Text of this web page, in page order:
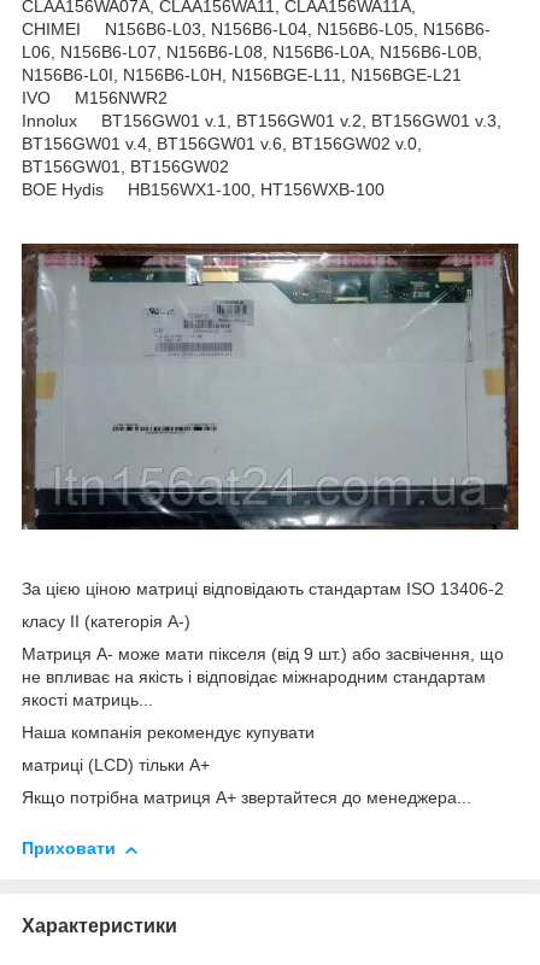
CLAA156WA07A, CLAA156WA11, CLAA156WA11A,
CHIMEI N156B6-L03, N156B6-L04, N156B6-L05, N156B6-
L06, N156B6-L07, N156B6-L08, N156B6-L0A, N156B6-L0B,
N156B6-L0I, N156B6-L0H, N156BGE-L11, N156BGE-L21
IVO M156NWR2
Innolux BT156GW01 v.1, BT156GW01 v.2, BT156GW01 v.3,
BT156GW01 v.4, BT156GW01 v.6, BT156GW02 v.0,
BT156GW01, BT156GW02
BOE Hydis HB156WX1-100, HT156WXB-100
За цією ціною матриці відповідають стандартам ISO 13406-2
класу II (категорія А-)
Матриця А- може мати пікселя (від 9 шт.) або засвічення, що
не впливає на якість і відповідає міжнародним стандартам
якості матриць...
Наша компанія рекомендує купувати
матриці (LCD) тільки А+
Якщо потрібна матриця А+ звертайтеся до менеджера...
Приховати
Характеристики